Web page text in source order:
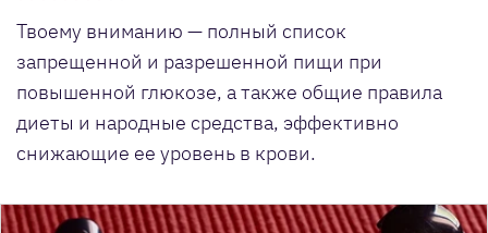
Твоему вниманию — полный список
запрещенной и разрешенной пищи при
повышенной глюкозе, а также общие правила
диеты и народные средства, эффективно
снижающие ее уровень в крови.